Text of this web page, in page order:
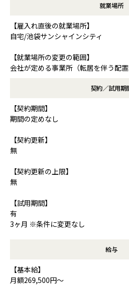
就業場所
【雇入れ直後の就業場所】
自宅/池袋サンシャインシティ
【就業場所の変更の範囲】
会社が定める事業所（転居を伴う配置
契約／試用期
【契約期間】
期間の定めなし
【契約更新】
無
【契約更新の上限】
無
【試用期間】
有
3ヶ月 ※条件に変更なし
給与
【基本給】
月額269,500円～